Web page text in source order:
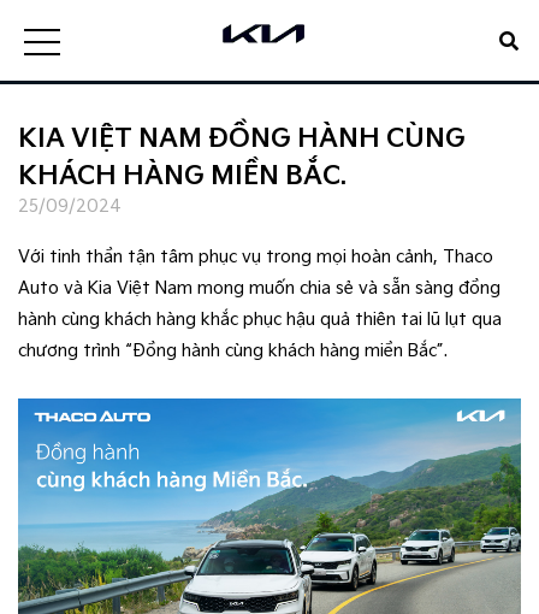
KIA VIỆT NAM ĐỒNG HÀNH CÙNG
KHÁCH HÀNG MIỀN BẮC.
25/09/2024
Với tinh thần tận tâm phục vụ trong mọi hoàn cảnh, Thaco
Auto và Kia Việt Nam mong muốn chia sẻ và sẵn sàng đồng
hành cùng khách hàng khắc phục hậu quả thiên tai lũ lụt qua
chương trình “Đồng hành cùng khách hàng miền Bắc”.